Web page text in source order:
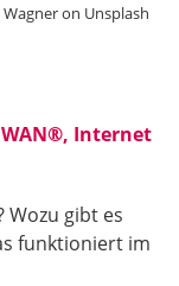
on Unsplash
Internet
Wozu gibt es
funktioniert im